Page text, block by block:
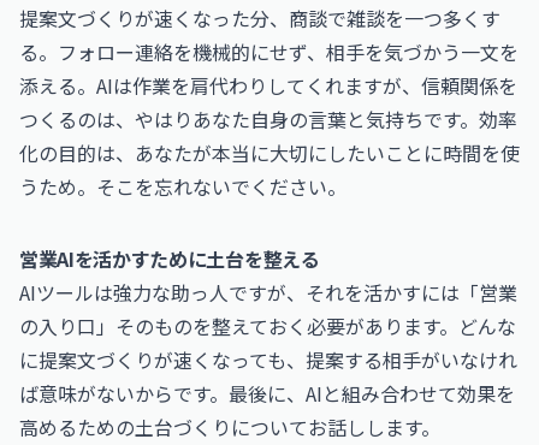
提案文づくりが速くなった分、商談で雑談を一つ多くす
る。フォロー連絡を機械的にせず、相手を気づかう一文を
添える。AIは作業を肩代わりしてくれますが、信頼関係を
つくるのは、やはりあなた自身の言葉と気持ちです。効率
化の目的は、あなたが本当に大切にしたいことに時間を使
うため。そこを忘れないでください。
営業AIを活かすために土台を整える
AIツールは強力な助っ人ですが、それを活かすには「営業
の入り口」そのものを整えておく必要があります。どんな
に提案文づくりが速くなっても、提案する相手がいなけれ
ば意味がないからです。最後に、AIと組み合わせて効果を
高めるための土台づくりについてお話しします。